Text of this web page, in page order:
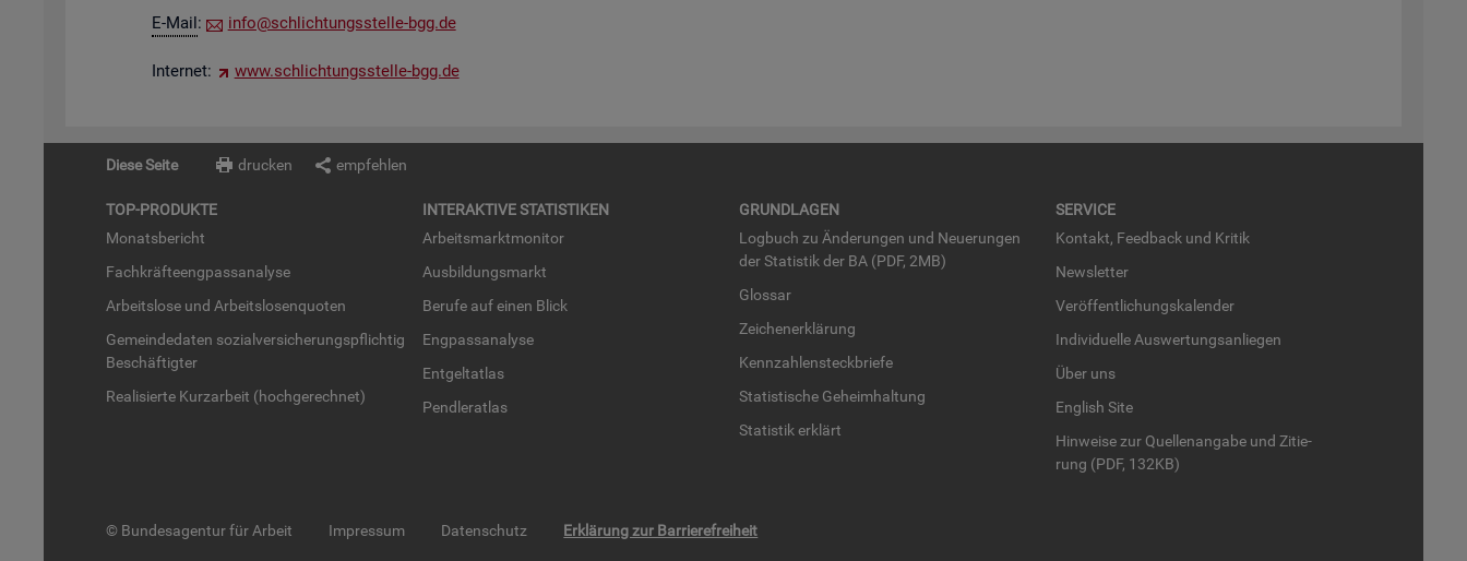
E-Mail: info@​sch​lich​tung​sste​lle-​bgg.​de
In­ter­net: www.​sch​lich​tung​sste​lle-​bgg.​de
Diese Seite drucken empfehlen
TOP-PRO­DUK­TE
Mo­nats­be­richt
Fach­kräf­te­eng­pass­ana­ly­se
Ar­beits­lo­se und Ar­beits­lo­sen­quo­ten
Ge­mein­de­da­ten so­zi­al­ver­si­che­rungs­pflich­tig
Be­schäf­tig­ter
Rea­li­sier­te Kurz­ar­beit (hoch­ge­rech­net)
IN­TER­AK­TI­VE STA­TIS­TI­KEN
Ar­beits­markt­mo­ni­tor
Aus­bil­dungs­markt
Be­ru­fe auf einen Blick
Eng­pass­ana­ly­se
Ent­gel­t­at­las
Pend­ler­at­las
GRUND­LA­GEN
Log­buch zu Än­de­run­gen und Neue­run­gen
der Sta­tis­tik der BA (PDF, 2MB)
Glos­sar
Zei­chen­er­klä­rung
Kenn­zah­len­steck­brie­fe
Sta­tis­ti­sche Ge­heim­hal­tung
Sta­tis­tik er­klärt
SER­VICE
Kon­takt, Feed­back und Kri­tik
News­let­ter
Ver­öf­fent­li­chungs­ka­len­der
In­di­vi­du­el­le Aus­wer­tungs­an­lie­gen
Über uns
English Site
Hin­wei­se zur Quel­len­an­ga­be und Zi­tie­
rung (PDF, 132KB)
© Bundesagentur für Arbeit Impressum Datenschutz Erklärung zur Barrierefreiheit